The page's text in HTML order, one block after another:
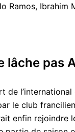
Ramos, Ibrahim
lâche pas
de
le club
enfin rejoindre